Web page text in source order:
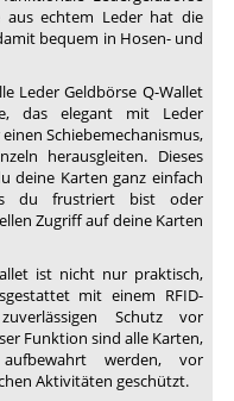
aus echtem Leder hat die
bequem in Hosen- und
Leder Geldbörse Q-Wallet
das elegant mit Leder
Schiebemechanismus,
herausgleiten. Dieses
deine Karten ganz einfach
du frustriert bist oder
Zugriff auf deine Karten
ist nicht nur praktisch,
mit einem RFID-
Schutz vor
Funktion sind alle Karten,
werden, vor
Aktivitäten geschützt.